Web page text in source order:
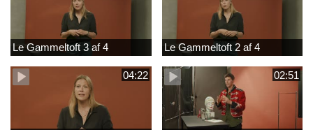
Le Gammeltoft 3 af 4 Le Gammeltoft 2 af 4
04:22 02:51